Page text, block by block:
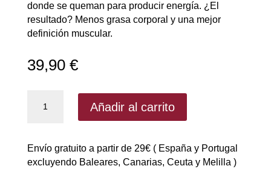
donde se queman para producir energía. ¿El
resultado? Menos grasa corporal y una mejor
definición muscular.
39,90 €
Ripped
Caps
de
Añadir al carrito
Envío gratuito a partir de 29€ ( España y Portugal
excluyendo Baleares, Canarias, Ceuta y Melilla )